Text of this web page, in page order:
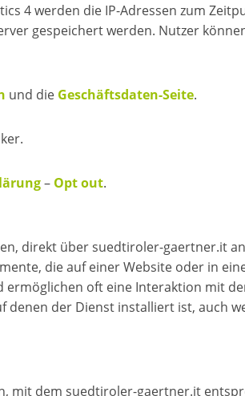
4 werden die IP-Adressen zum
gespeichert werden. Nutzer
und die Geschäftsdaten-Seite.
– Opt out.
direkt über suedtiroler-gaertner.it
die auf einer Website oder in
oft eine Interaktion mit
denen der Dienst installiert ist, auch
mit dem suedtiroler-gaertner.it